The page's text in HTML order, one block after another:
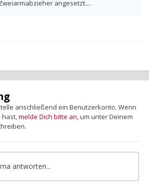
angesetzt....
anschließend ein Benutzerkonto. Wenn
hast,melde Dich bitte an, um unter Deinem
antworten...